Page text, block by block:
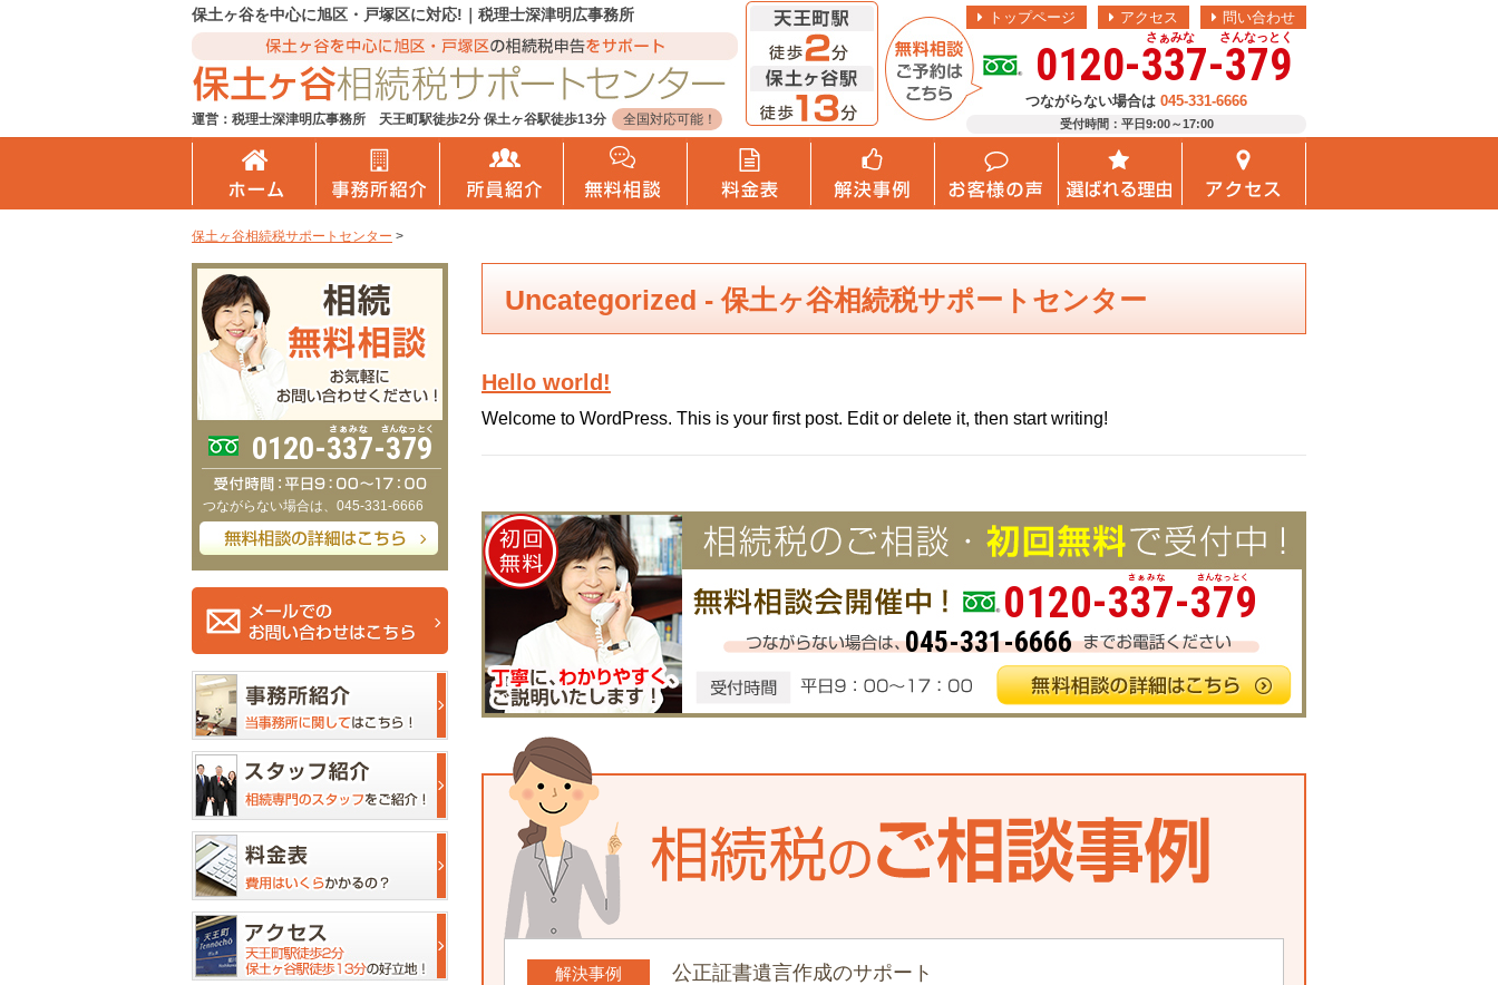
保土ヶ谷を中心に旭区・戸塚区に対応!｜税理士深津明広事務所
運営：税理士深津明広事務所 天王町駅徒歩2分 保土ヶ谷駅徒歩13分 全国対応可能！
トップページ アクセス 問い合わせ
さぁみな さんなっとく
0120-337-379
つながらない場合は 045-331-6666
受付時間：平日9:00～17:00
保土ヶ谷相続税サポートセンター >
Uncategorized - 保土ヶ谷相続税サポートセンター
Hello world!
Welcome to WordPress. This is your first post. Edit or delete it, then start writing!
0120-337-379
045-331-6666
解決事例 公正証書遺言作成のサポート
0120-337-379
つながらない場合は、045-331-6666